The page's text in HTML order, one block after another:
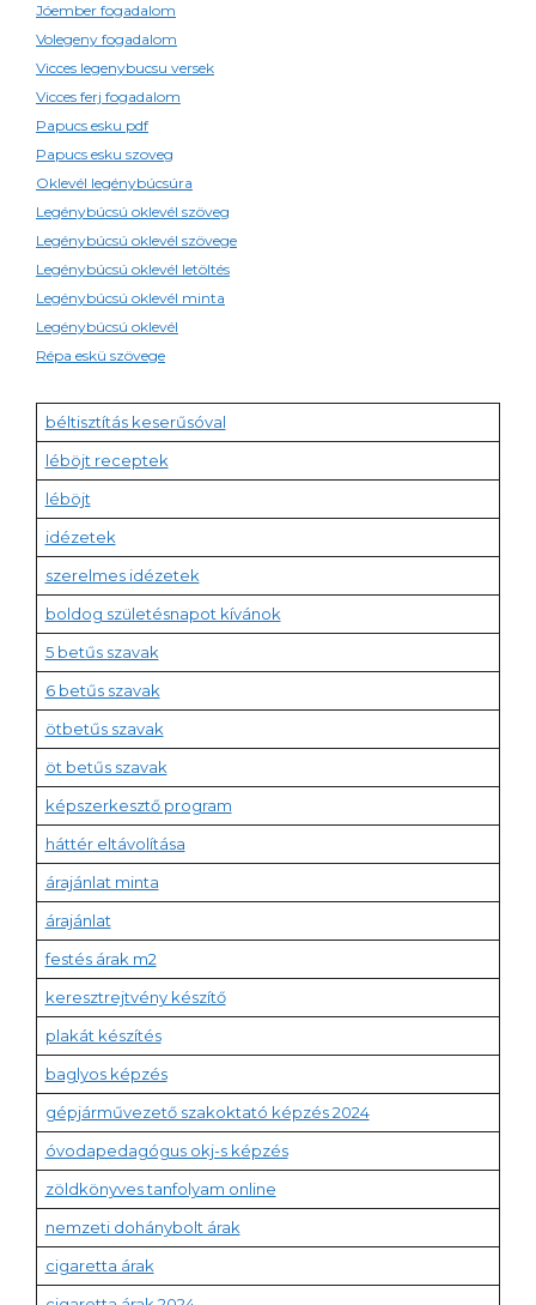
Jóember fogadalom
Volegeny fogadalom
Vicces legenybucsu versek
Vicces ferj fogadalom
Papucs esku pdf
Papucs esku szoveg
Oklevél legénybúcsúra
Legénybúcsú oklevél szöveg
Legénybúcsú oklevél szövege
Legénybúcsú oklevél letöltés
Legénybúcsú oklevél minta
Legénybúcsú oklevél
Répa eskü szövege
béltisztítás keserűsóval
léböjt receptek
léböjt
idézetek
szerelmes idézetek
boldog születésnapot kívánok
5 betűs szavak
6 betűs szavak
ötbetűs szavak
öt betűs szavak
képszerkesztő program
háttér eltávolítása
árajánlat minta
árajánlat
festés árak m2
keresztrejtvény készítő
plakát készítés
baglyos képzés
gépjárművezető szakoktató képzés 2024
óvodapedagógus okj-s képzés
zöldkönyves tanfolyam online
nemzeti dohánybolt árak
cigaretta árak